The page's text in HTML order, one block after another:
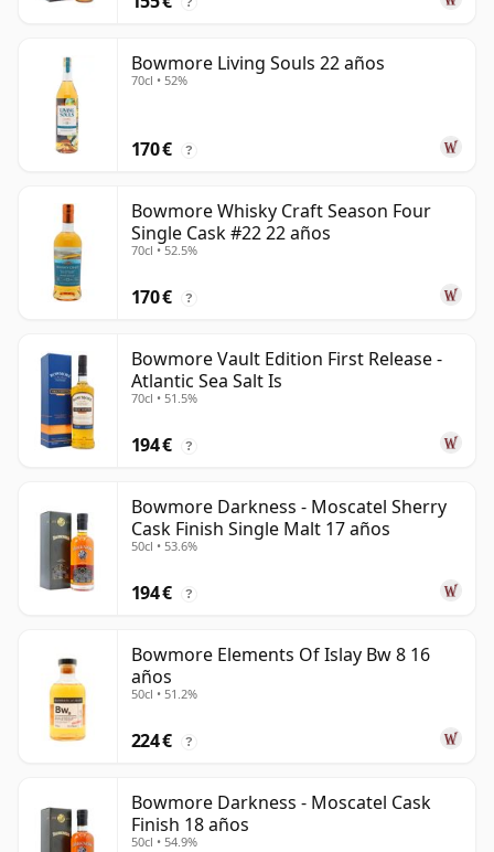
Bowmore Living Souls 22 años
70cl • 52%
170 € ?
Bowmore Whisky Craft Season Four
Single Cask #22 22 años
70cl • 52.5%
170 € ?
Bowmore Vault Edition First Release -
Atlantic Sea Salt Is
70cl • 51.5%
194 € ?
Bowmore Darkness - Moscatel Sherry
Cask Finish Single Malt 17 años
50cl • 53.6%
194 € ?
Bowmore Elements Of Islay Bw 8 16
años
50cl • 51.2%
224 € ?
Bowmore Darkness - Moscatel Cask
Finish 18 años
50cl • 54.9%